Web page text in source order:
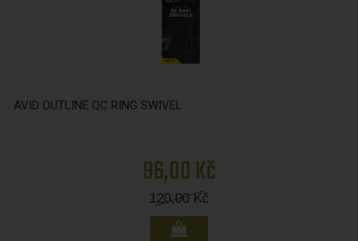
AVID OUTLINE QC RING SWIVEL
96,00 Kč
120,00Kč